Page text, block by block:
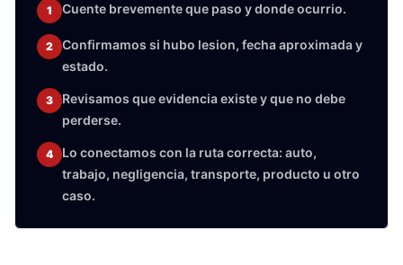
1 Cuente brevemente que paso y donde ocurrio.
2
Confirmamos si hubo lesion, fecha aproximada y
estado.
3
Revisamos que evidencia existe y que no debe
perderse.
4
Lo conectamos con la ruta correcta: auto,
trabajo, negligencia, transporte, producto u otro
caso.